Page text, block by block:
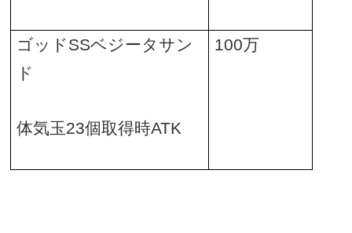
ゴッドSSベジータサン
ド
100万
体気玉23個取得時ATK